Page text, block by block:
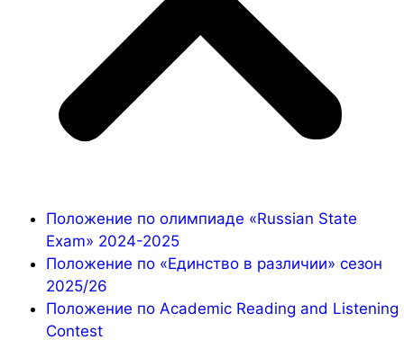
Положение по олимпиаде «Russian State
Exam» 2024-2025
Положение по «Единство в различии» сезон
2025/26
Положение по Academic Reading and Listening
Contest